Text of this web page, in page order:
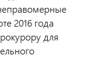
2016 года
для